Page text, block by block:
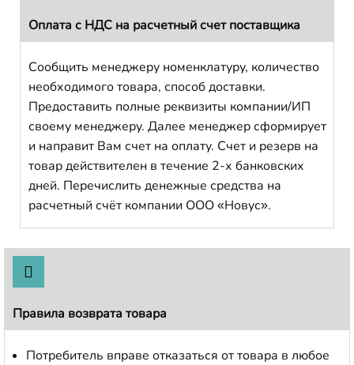
Оплата с НДС на расчетный счет поставщика
Сообщить менеджеру номенклатуру, количество
необходимого товара, способ доставки.
Предоставить полные реквизиты компании/ИП
своему менеджеру. Далее менеджер сформирует
и направит Вам счет на оплату. Счет и резерв на
товар действителен в течение 2-х банковских
дней. Перечислить денежные средства на
расчетный счёт компании ООО «Новус».
Правила возврата товара
Потребитель вправе отказаться от товара в любое